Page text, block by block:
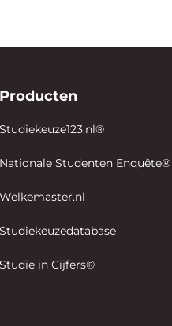
Producten
Studiekeuze123.nl®
Nationale Studenten Enquête®
Welkemaster.nl
Studiekeuzedatabase
Studie in Cijfers®